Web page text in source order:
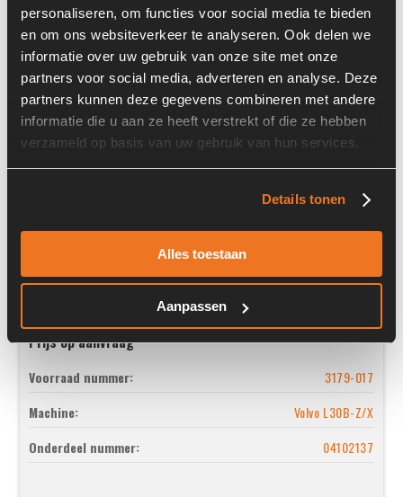
personaliseren, om functies voor social media te bieden
en om ons websiteverkeer te analyseren. Ook delen we
informatie over uw gebruik van onze site met onze
partners voor social media, adverteren en analyse. Deze
partners kunnen deze gegevens combineren met andere
informatie die u aan ze heeft verstrekt of die ze hebben
verzameld op basis van uw gebruik van hun services.
Details tonen
Alles toestaan
Aanpassen
Deutz TD2011L04I
Prijs op aanvraag
Voorraad nummer:
3179-017
Machine:
Volvo L30B-Z/X
Onderdeel nummer:
04102137